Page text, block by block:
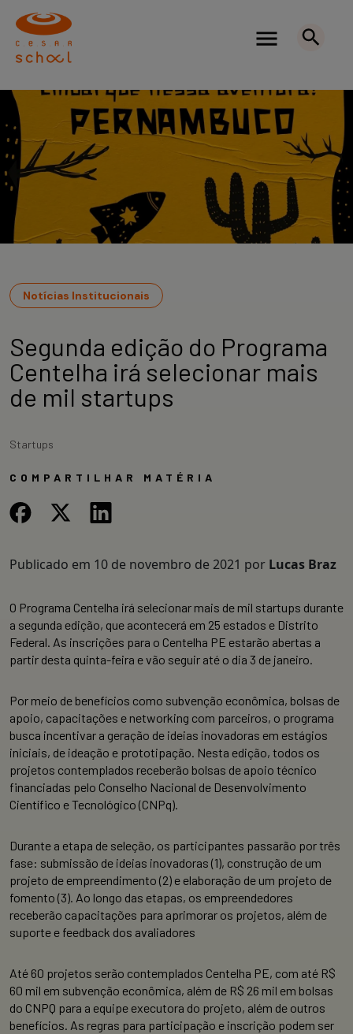
Notícias Institucionais
Segunda edição do Programa
Centelha irá selecionar mais
de mil startups
Startups
COMPARTILHAR MATÉRIA
Publicado em 10 de novembro de 2021 por Lucas Braz
O Programa Centelha irá selecionar mais de mil startups durante
a segunda edição, que acontecerá em 25 estados e Distrito
Federal. As inscrições para o Centelha PE estarão abertas a
partir desta quinta-feira e vão seguir até o dia 3 de janeiro.
Por meio de benefícios como subvenção econômica, bolsas de
apoio, capacitações e networking com parceiros, o programa
busca incentivar a geração de ideias inovadoras em estágios
iniciais, de ideação e prototipação. Nesta edição, todos os
projetos contemplados receberão bolsas de apoio técnico
financiadas pelo Conselho Nacional de Desenvolvimento
Científico e Tecnológico (CNPq).
Durante a etapa de seleção, os participantes passarão por três
fase: submissão de ideias inovadoras (1), construção de um
projeto de empreendimento (2) e elaboração de um projeto de
fomento (3). Ao longo das etapas, os empreendedores
receberão capacitações para aprimorar os projetos, além de
suporte e feedback dos avaliadores
Até 60 projetos serão contemplados Centelha PE, com até R$
60 mil em subvenção econômica, além de R$ 26 mil em bolsas
do CNPQ para a equipe executora do projeto, além de outros
benefícios. As regras para participação e inscrição podem ser